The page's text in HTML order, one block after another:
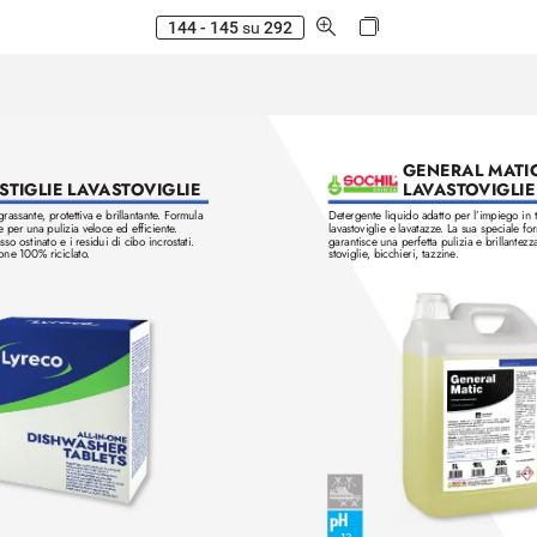
144 - 145 su 292
, protettiva e brillantante. Formula
per una pulizia veloce ed efficiente.
ostinato e i residui di cibo incrostati.
100% riciclato.
LAVASTOVIGLIE
Detergente liquido adatto per l’impiego in
lavastoviglie e lavatazze. La sua speciale
garantisce una perfetta pulizia e
stoviglie, bicchieri, tazzine.
GENERAL MA
LAVASTOVIGLIE